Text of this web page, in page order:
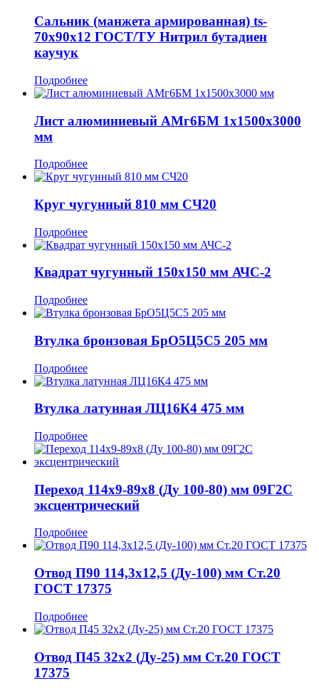
Сальник (манжета армированная) ts-
70x90x12 ГОСТ/ТУ Нитрил бутадиен
каучук
Подробнее
Лист алюминиевый АМг6БМ 1x1500x3000
мм
Подробнее
Круг чугунный 810 мм СЧ20
Подробнее
Квадрат чугунный 150x150 мм АЧС-2
Подробнее
Втулка бронзовая БрО5Ц5С5 205 мм
Подробнее
Втулка латунная ЛЦ16К4 475 мм
Подробнее
Переход 114x9-89x8 (Ду 100-80) мм 09Г2С
эксцентрический
Подробнее
Отвод П90 114,3x12,5 (Ду-100) мм Ст.20
ГОСТ 17375
Подробнее
Отвод П45 32x2 (Ду-25) мм Ст.20 ГОСТ
17375